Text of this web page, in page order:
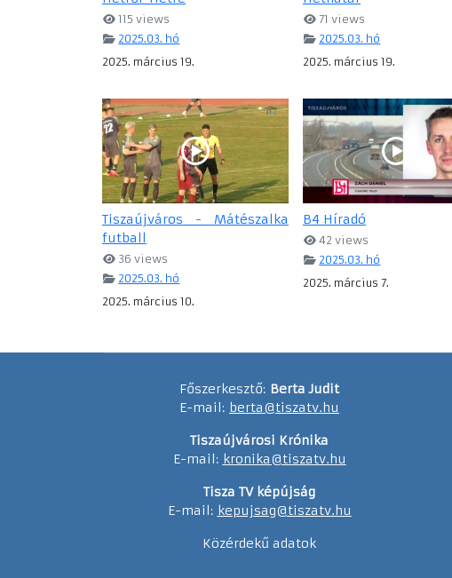
115 views
2025.03. hó
2025. március 19.
71 views
2025.03. hó
2025. március 19.
Tiszaújváros - Mátészalka
futball
36 views
2025.03. hó
2025. március 10.
B4 Híradó
42 views
2025.03. hó
2025. március 7.
Főszerkesztő: Berta Judit
E-mail: berta@tiszatv.hu
Tiszaújvárosi Krónika
E-mail: kronika@tiszatv.hu
Tisza TV képújság
E-mail: kepujsag@tiszatv.hu
Közérdekű adatok